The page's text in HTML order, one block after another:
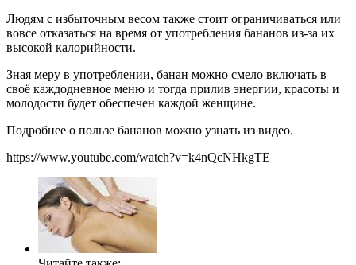
Людям с избыточным весом также стоит ограничиваться или
вовсе отказаться на время от употребления бананов из-за их
высокой калорийности.
Зная меру в употреблении, банан можно смело включать в
своё каждодневное меню и тогда прилив энергии, красоты и
молодости будет обеспечен каждой женщине.
Подробнее о пользе бананов можно узнать из видео.
https://www.youtube.com/watch?v=k4nQcNHkgTE